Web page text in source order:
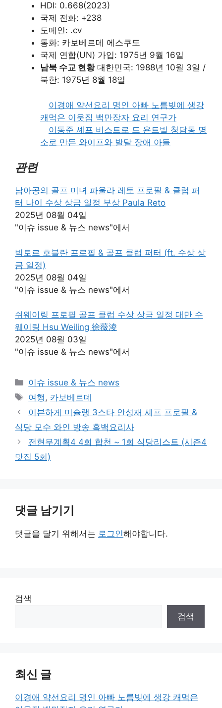
HDI: 0.668(2023)
국제 전화: +238
도메인: .cv
통화: 카보베르데 에스쿠도
국제 연합(UN) 가입: 1975년 9월 16일
남북 수교 현황대한민국: 1988년 10월 3일 /
북한: 1975년 8월 18일
이경애 약선요리 명인 아빠 노름빚에 생강
캐먹은 이웃집 백만장자 요리 연구가
이동준 셰프 비스트로 드 욘트빌 청담동 명
소로 만든 와이프와 발달 장애 아들
관련
남아공의 골프 미녀 파울라 레토 프로필 & 클럽 퍼
터 나이 수상 상금 일정 부상 Paula Reto
2025년 08월 04일
"이슈 issue & 뉴스 news"에서
빅토르 호블란 프로필 & 골프 클럽 퍼터 (ft. 수상 상
금 일정)
2025년 08월 04일
"이슈 issue & 뉴스 news"에서
쉬웨이링 프로필 골프 클럽 수상 상금 일정 대만 수
웨이링 Hsu Weiling 徐薇淩
2025년 08월 03일
"이슈 issue & 뉴스 news"에서
카
테
리
이슈 issue & 뉴스 news
태
그
여행, 카보베르데
이븐하게 미슐랭 3스타 안성재 셰프 프로필 &
식당 모수 와인 방송 흑백요리사
전현무계획4 4회 합천 ~ 1회 식당리스트 (시즌4
맛집 5회)
댓글 남기기
댓글을 달기 위해서는 로그인해야합니다.
검색
검색
최신 글
이경애 약선요리 명인 아빠 노름빚에 생강 캐먹은